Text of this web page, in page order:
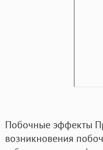
Побочные эффекты
возникновения